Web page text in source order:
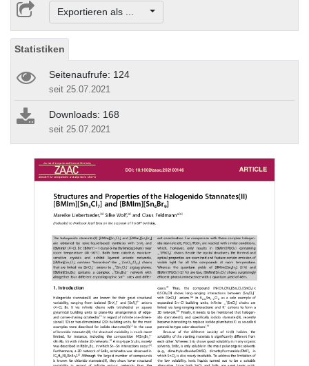
Exportieren als ...
Statistiken
Seitenaufrufe: 124
seit 25.07.2021
Downloads: 168
seit 25.07.2021